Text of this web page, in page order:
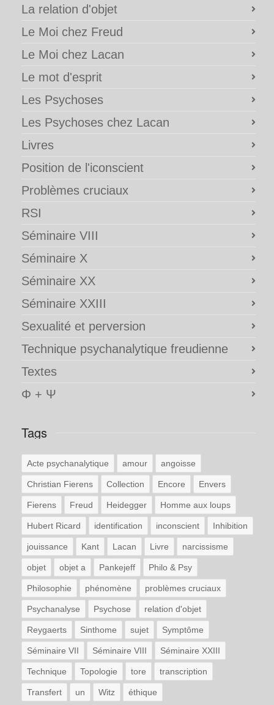
La relation d'objet
Le Moi chez Freud
Le Moi chez Lacan
Le mot d'esprit
Les Psychoses
Les Psychoses chez Lacan
Livres
Position de l'iconscient
Problèmes cruciaux
RSI
Séminaire VIII
Séminaire X
Séminaire XX
Séminaire XXIII
Sexualité et perversion
Technique psychanalytique freudienne
Textes
Φ + Ψ
Tags
Acte psychanalytique amour angoisse
Christian Fierens Collection Encore Envers
Fierens Freud Heidegger Homme aux loups
Hubert Ricard identification inconscient Inhibition
jouissance Kant Lacan Livre narcissisme
objet objet a Pankejeff Philo & Psy
Philosophie phénomène problèmes cruciaux
Psychanalyse Psychose relation d'objet
Reygaerts Sinthome sujet Symptôme
Séminaire VII Séminaire VIII Séminaire XXIII
Technique Topologie tore transcription
Transfert un Witz éthique